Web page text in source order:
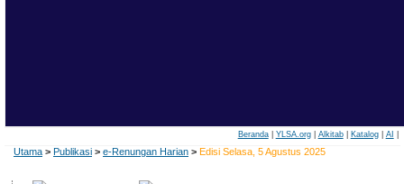
Beranda| YLSA.org| Alkitab| Katalog| AI
Utama > Publikasi > e-Renungan Harian > Edisi Selasa, 5 Agustus 2025